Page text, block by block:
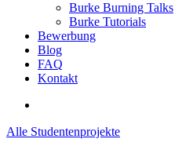
Burke Burning Talks
Burke Tutorials
Bewerbung
Blog
FAQ
Kontakt
Alle Studentenprojekte